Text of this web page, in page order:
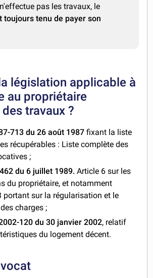
pas les travaux, le
toujours tenu de payer son
législation applicable à
au propriétaire
travaux ?
713 du 26 août 1987 fixant la liste
récupérables : Liste complète des
;
du 6 juillet 1989. Article 6 sur les
du propriétaire, et notamment
portant sur la régularisation et le
charges ;
120 du 30 janvier 2002, relatif
du logement décent.